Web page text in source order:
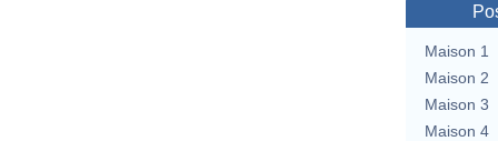
Maison 1
Maison 2
Maison 3
Maison 4